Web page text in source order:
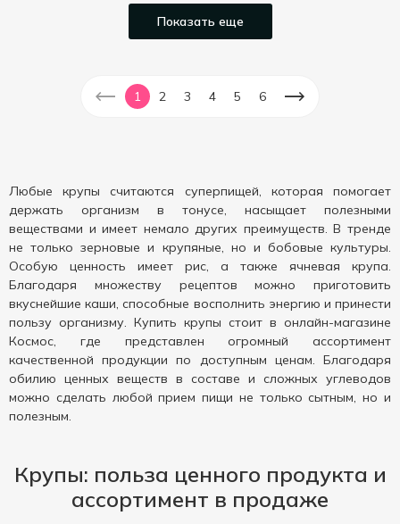
Показать еще
1 2 3 4 5 6
Любые крупы считаются суперпищей, которая помогает
держать организм в тонусе, насыщает полезными
веществами и имеет немало других преимуществ. В тренде
не только зерновые и крупяные, но и бобовые культуры.
Особую ценность имеет рис, а также ячневая крупа.
Благодаря множеству рецептов можно приготовить
вкуснейшие каши, способные восполнить энергию и принести
пользу организму. Купить крупы стоит в онлайн-магазине
Космос, где представлен огромный ассортимент
качественной продукции по доступным ценам. Благодаря
обилию ценных веществ в составе и сложных углеводов
можно сделать любой прием пищи не только сытным, но и
полезным.
Крупы: польза ценного продукта и
ассортимент в продаже